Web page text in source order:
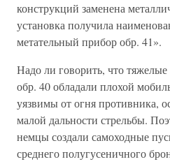
конструкций заменена
установка получила
метательный прибор обр. 41».
Надо ли говорить, что
обр. 40 обладали плохой
уязвимы от огня противника,
малой дальности стрельбы.
немцы создали самоходные
среднего полугусеничного